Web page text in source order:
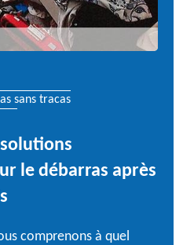
sans tracas
le débarras après
comprenons à quel